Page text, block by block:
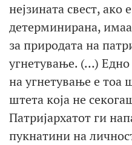
нејзината свест, ако
детерминирана,
за природата на
угнетување. (…) Едно
на угнетување е тоа
штета која не
Патријархатот ги
пукнатини на